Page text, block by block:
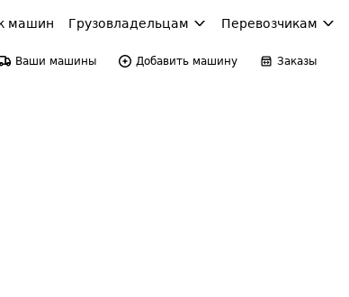
машин Грузовладельцам Перевозчикам
Ваши машины Добавить машину Заказы